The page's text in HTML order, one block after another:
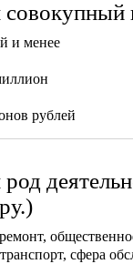
и менее
рублей
сфера